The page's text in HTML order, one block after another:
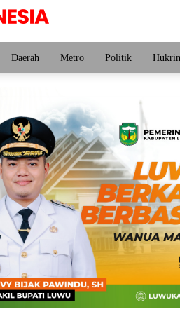
Daerah Metro Politik